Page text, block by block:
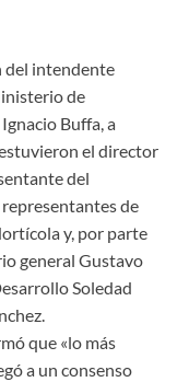
del intendente
de
Buffa, a
el director
del
de
y, por parte
general Gustavo
Soledad
que «lo más
a un consenso